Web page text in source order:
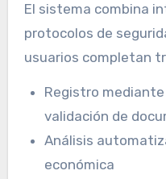
El sistema combina
protocolos de
usuarios completan
Registro
validación de
Análisis
económica